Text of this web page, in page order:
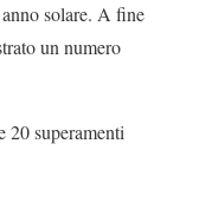
solare. A fine
un numero
20 superamenti